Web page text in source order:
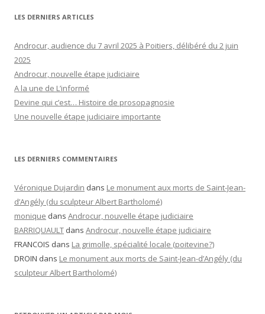
LES DERNIERS ARTICLES
Androcur, audience du 7 avril 2025 à Poitiers, délibéré du 2 juin
2025
Androcur, nouvelle étape judiciaire
A la une de L’informé
Devine qui c’est… Histoire de prosopagnosie
Une nouvelle étape judiciaire importante
LES DERNIERS COMMENTAIRES
Véronique Dujardin dans Le monument aux morts de Saint-Jean-
d’Angély (du sculpteur Albert Bartholomé)
monique dans Androcur, nouvelle étape judiciaire
BARRIQUAULT dans Androcur, nouvelle étape judiciaire
FRANCOIS dans La grimolle, spécialité locale (poitevine?)
DROIN dans Le monument aux morts de Saint-Jean-d’Angély (du
sculpteur Albert Bartholomé)